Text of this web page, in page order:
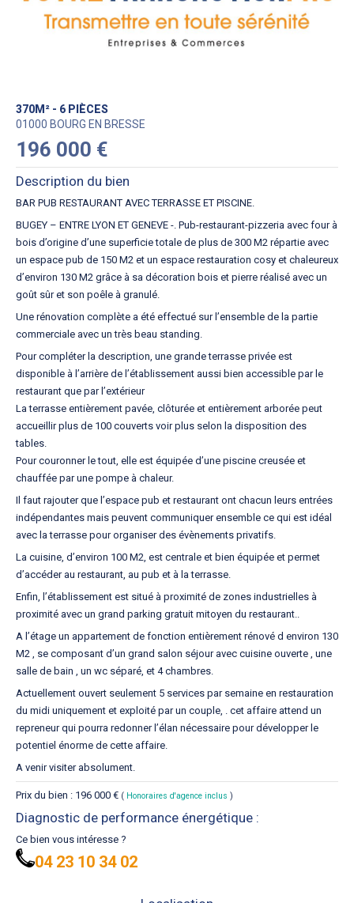
370M² - 6 PIÈCES
01000 BOURG EN BRESSE
196 000 €
Description du bien
BAR PUB RESTAURANT AVEC TERRASSE ET PISCINE.
BUGEY – ENTRE LYON ET GENEVE -. Pub-restaurant-pizzeria avec four à
bois d’origine d’une superficie totale de plus de 300 M2 répartie avec
un espace pub de 150 M2 et un espace restauration cosy et chaleureux
d’environ 130 M2 grâce à sa décoration bois et pierre réalisé avec un
goût sûr et son poêle à granulé.
Une rénovation complète a été effectué sur l’ensemble de la partie
commerciale avec un très beau standing.
Pour compléter la description, une grande terrasse privée est
disponible à l’arrière de l’établissement aussi bien accessible par le
restaurant que par l’extérieur
La terrasse entièrement pavée, clôturée et entièrement arborée peut
accueillir plus de 100 couverts voir plus selon la disposition des
tables.
Pour couronner le tout, elle est équipée d’une piscine creusée et
chauffée par une pompe à chaleur.
Il faut rajouter que l’espace pub et restaurant ont chacun leurs entrées
indépendantes mais peuvent communiquer ensemble ce qui est idéal
avec la terrasse pour organiser des évènements privatifs.
La cuisine, d’environ 100 M2, est centrale et bien équipée et permet
d’accéder au restaurant, au pub et à la terrasse.
Enfin, l’établissement est situé à proximité de zones industrielles à
proximité avec un grand parking gratuit mitoyen du restaurant..
A l’étage un appartement de fonction entièrement rénové d environ 130
M2 , se composant d’un grand salon séjour avec cuisine ouverte , une
salle de bain , un wc séparé, et 4 chambres.
Actuellement ouvert seulement 5 services par semaine en restauration
du midi uniquement et exploité par un couple, . cet affaire attend un
repreneur qui pourra redonner l’élan nécessaire pour développer le
potentiel énorme de cette affaire.
A venir visiter absolument.
Prix du bien : 196 000 € ( Honoraires d'agence inclus )
Diagnostic de performance énergétique :
Ce bien vous intéresse ?
04 23 10 34 02